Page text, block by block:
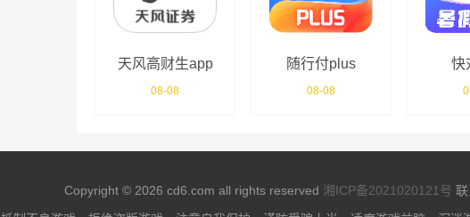
天风高财生app
08-08
随行付plus
08-08
快
Copyright © 2026 cd6.com all rights reserved 湘ICP备2021020121号